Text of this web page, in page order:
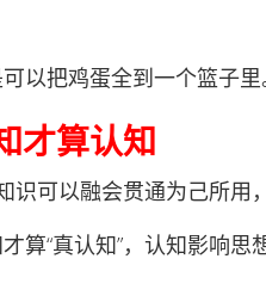
把鸡蛋全到一个篮子里
才算认知
可以融会贯通为己所用
“真认知”，认知影响思